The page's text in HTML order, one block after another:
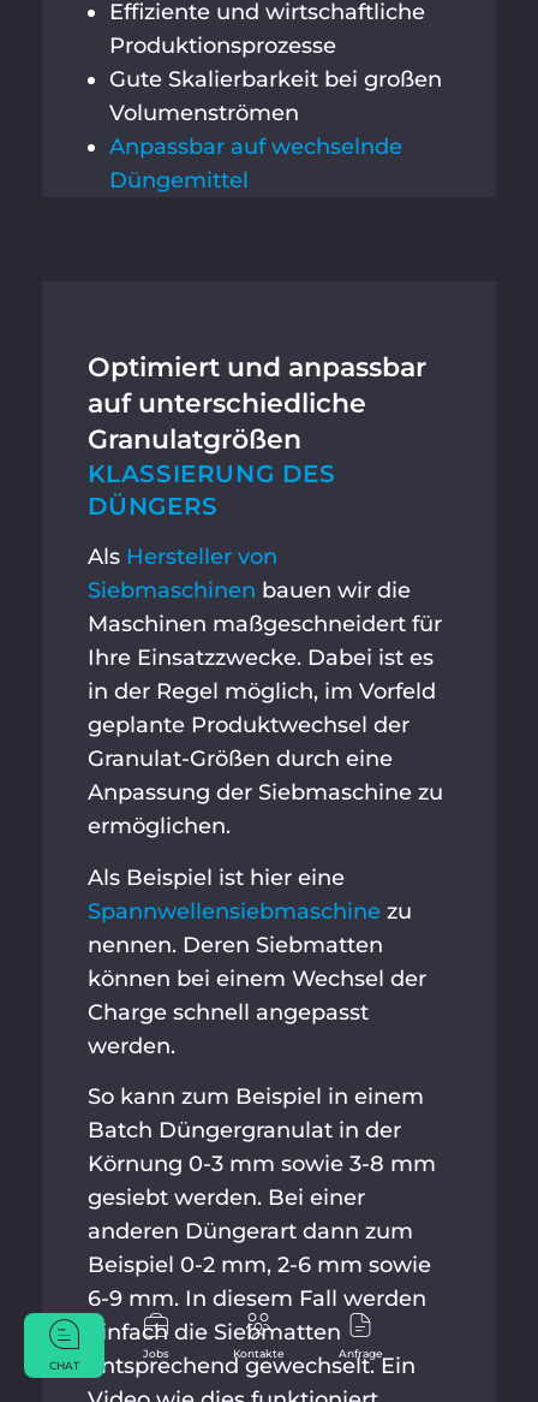
Jobs Kontakte
Anfrage
CHAT
Effiziente und wirtschaftliche
Produktionsprozesse
Gute Skalierbarkeit bei großen
Volumenströmen
Anpassbar auf wechselnde
Düngemittel
Optimiert und anpassbar
auf unterschiedliche
Granulatgrößen
KLASSIERUNG DES
DÜNGERS
Als Hersteller von
Siebmaschinen bauen wir die
Maschinen maßgeschneidert für
Ihre Einsatzzwecke. Dabei ist es
in der Regel möglich, im Vorfeld
geplante Produktwechsel der
Granulat-Größen durch eine
Anpassung der Siebmaschine zu
ermöglichen.
Als Beispiel ist hier eine
Spannwellensiebmaschinezu
nennen. Deren Siebmatten
können bei einem Wechsel der
Charge schnell angepasst
werden.
So kann zum Beispiel in einem
Batch Düngergranulat in der
Körnung 0-3 mm sowie 3-8 mm
gesiebt werden. Bei einer
anderen Düngerart dann zum
Beispiel 0-2 mm, 2-6 mm sowie
6-9 mm. In diesem Fall werden
einfach die Siebmatten
entsprechend gewechselt. Ein